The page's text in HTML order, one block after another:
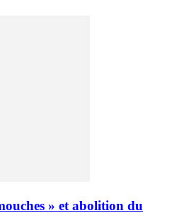
» et abolition du